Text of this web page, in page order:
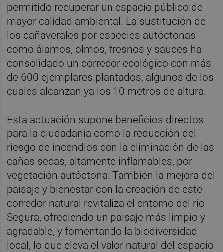
permitido recuperar un espacio público de
mayor calidad ambiental. La sustitución de
los cañaverales por especies autóctonas
como álamos, olmos, fresnos y sauces ha
consolidado un corredor ecológico con más
de 600 ejemplares plantados, algunos de los
cuales alcanzan ya los 10 metros de altura.
Esta actuación supone beneficios directos
para la ciudadanía como la reducción del
riesgo de incendios con la eliminación de las
cañas secas, altamente inflamables, por
vegetación autóctona. También la mejora del
paisaje y bienestar con la creación de este
corredor natural revitaliza el entorno del río
Segura, ofreciendo un paisaje más limpio y
agradable, y fomentando la biodiversidad
local, lo que eleva el valor natural del espacio